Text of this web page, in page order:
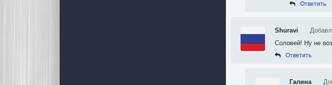
Ответить
Shuravi
Соловей! Ну не
Ответить
Галина